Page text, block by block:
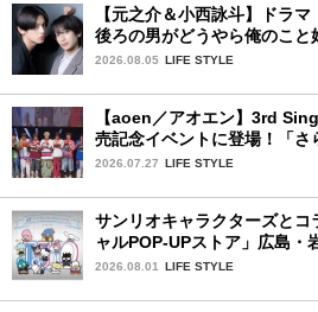
【元之介＆小西詠斗】ドラ
後ろの男がどうやら俺のこと
タビュー♡ 「自然と詠斗くん
2026.08.05 LIFE STYLE
【aoen／アオエン】3rd
売記念イベントに登場！「さ
新たなハジマリになるように
2026.07.27 LIFE STYLE
サンリオキャラクターズと
ャルPOP-UPストア」広島・
2026.08.01 LIFE STYLE